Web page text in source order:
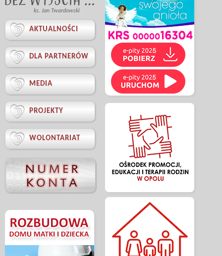
ks. Jan Twardowski
 AKTUALNOŚCI
 DLA PARTNERÓW
 MEDIA
 PROJEKTY
 WOLONTARIAT